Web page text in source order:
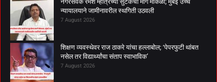
न्यायालयाने जामीनावरील स्थगिती उठवली
7 August 2026
शिक्षण व्यवस्थेवर राज ठाकरे यांचा हल्लाबोल; ‘पेपरफुटी थांबत
नसेल तर विद्यार्थ्यांचा संताप स्वाभाविक’
7 August 2026